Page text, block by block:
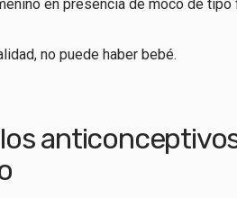
en presencia de moco de tipo
no puede haber bebé.